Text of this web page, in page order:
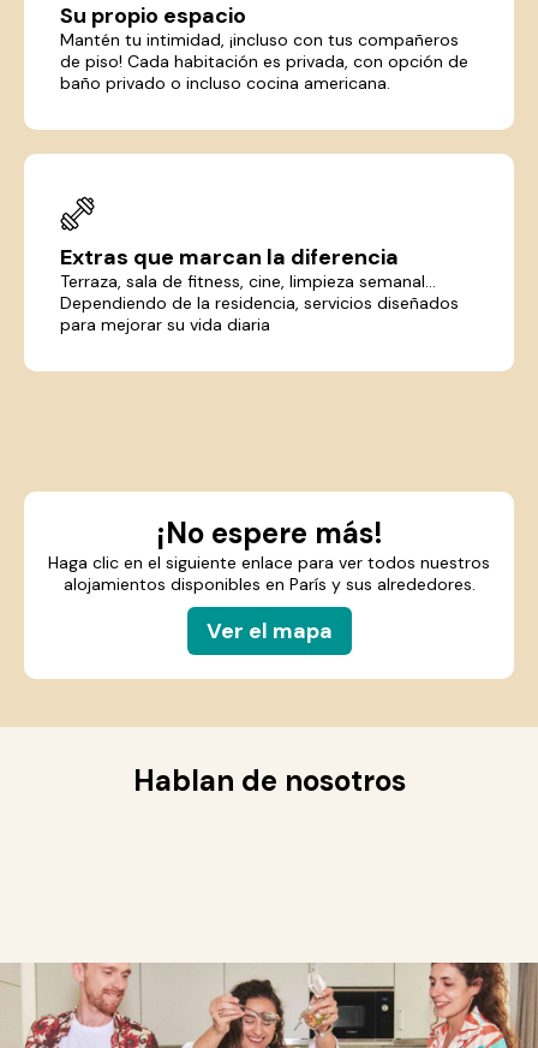
Su propio espacio
Mantén tu intimidad, ¡incluso con tus compañeros
de piso! Cada habitación es privada, con opción de
baño privado o incluso cocina americana.
Extras que marcan la diferencia
Terraza, sala de fitness, cine, limpieza semanal...
Dependiendo de la residencia, servicios diseñados
para mejorar su vida diaria
¡No espere más!
Haga clic en el siguiente enlace para ver todos nuestros
alojamientos disponibles en París y sus alrededores.
Ver el mapa
Hablan de nosotros